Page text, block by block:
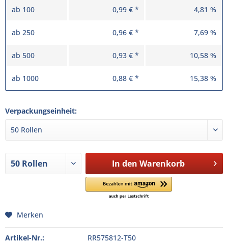
ab 100 0,99 € * 4,81 %
ab 250 0,96 € * 7,69 %
ab 500 0,93 € * 10,58 %
ab 1000 0,88 € * 15,38 %
Verpackungseinheit:
In den Warenkorb
Merken
Artikel-Nr.:
RR575812-T50